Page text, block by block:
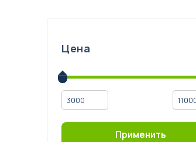
Бизнес под ключ
Мониторинг вендинговых автоматов
Цена
Применить